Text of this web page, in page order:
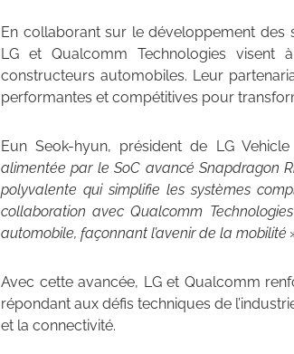
En collaborant sur le développement des
LG et Qualcomm Technologies visent
constructeurs automobiles. Leur
performantes et compétitives pour
Eun Seok-hyun, président de LG
alimentée par le SoC avancé Snapdragon
polyvalente qui simplifie les systèmes
collaboration avec Qualcomm
automobile, façonnant l’avenir de la mobilité
Avec cette avancée, LG et Qualcomm
répondant aux défis techniques de
et la connectivité.